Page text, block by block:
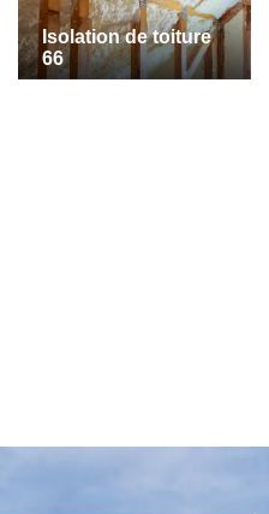
Isolation de toiture
66